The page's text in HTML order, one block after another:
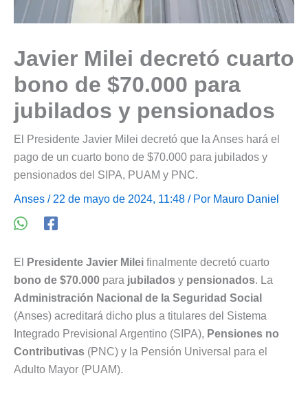
Javier Milei decretó cuarto
bono de $70.000 para
jubilados y pensionados
El Presidente Javier Milei decretó que la Anses hará el
pago de un cuarto bono de $70.000 para jubilados y
pensionados del SIPA, PUAM y PNC.
Anses / 22 de mayo de 2024, 11:48 / Por Mauro Daniel
El Presidente Javier Milei finalmente decretó cuarto
bono de $70.000 para jubilados y pensionados. La
Administración Nacional de la Seguridad Social
(Anses) acreditará dicho plus a titulares del Sistema
Integrado Previsional Argentino (SIPA), Pensiones no
Contributivas (PNC) y la Pensión Universal para el
Adulto Mayor (PUAM).